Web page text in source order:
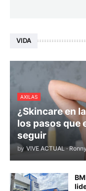
VIDA
AXILAS
¿Skincare en
los pasos que
seguir
by VIVE ACTUAL ·